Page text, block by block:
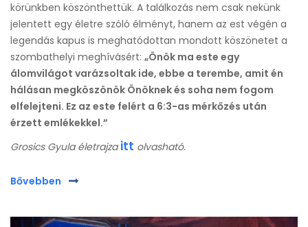
körünkben köszönthettük. A találkozás nem csak nekünk
jelentett egy életre szóló élményt, hanem az est végén a
legendás kapus is meghatódottan mondott köszönetet a
szombathelyi meghívásért: „Önök ma este egy
álomvilágot varázsoltak ide, ebbe a terembe, amit én
hálásan megköszönök Önöknek és soha nem fogom
elfelejteni. Ez az este felért a 6:3-as mérkőzés után
érzett emlékekkel.”
Grosics Gyula életrajza itt olvasható.
Bővebben